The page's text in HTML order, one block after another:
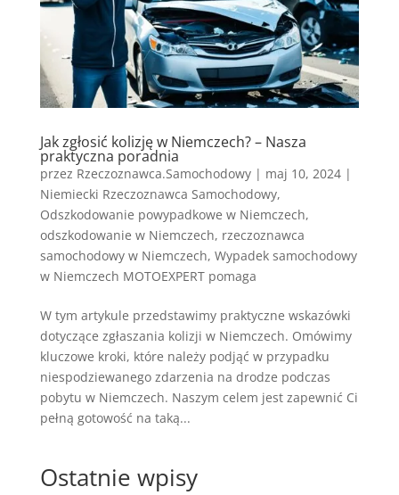
Jak zgłosić kolizję w Niemczech? – Nasza
praktyczna poradnia
przez Rzeczoznawca.Samochodowy| maj 10, 2024|
Niemiecki Rzeczoznawca Samochodowy,
Odszkodowanie powypadkowe w Niemczech,
odszkodowanie w Niemczech, rzeczoznawca
samochodowy w Niemczech, Wypadek samochodowy
w Niemczech MOTOEXPERT pomaga
W tym artykule przedstawimy praktyczne wskazówki
dotyczące zgłaszania kolizji w Niemczech. Omówimy
kluczowe kroki, które należy podjąć w przypadku
niespodziewanego zdarzenia na drodze podczas
pobytu w Niemczech. Naszym celem jest zapewnić Ci
pełną gotowość na taką...
Ostatnie wpisy